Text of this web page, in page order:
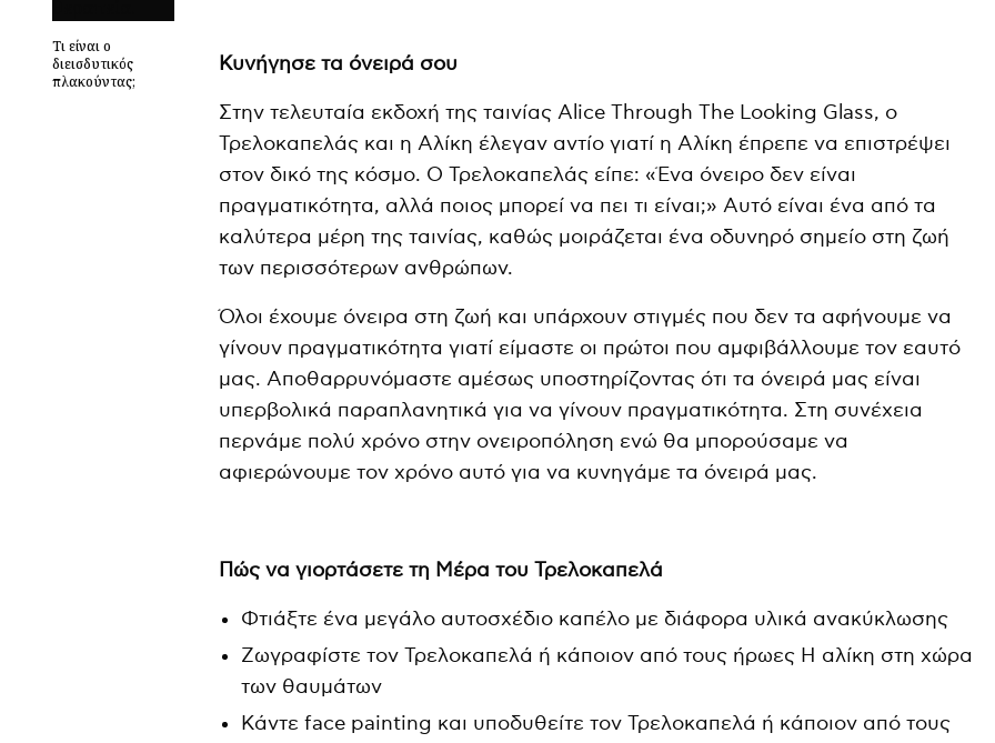
Τι είναι ο
διεισδυτικός
πλακούντας;
Κυνήγησε τα όνειρά σου
Στην τελευταία εκδοχή της ταινίας Alice Through The Looking Glass, ο
Τρελοκαπελάς και η Αλίκη έλεγαν αντίο γιατί η Αλίκη έπρεπε να επιστρέψει
στον δικό της κόσμο. Ο Τρελοκαπελάς είπε: «Ένα όνειρο δεν είναι
πραγματικότητα, αλλά ποιος μπορεί να πει τι είναι;» Αυτό είναι ένα από τα
καλύτερα μέρη της ταινίας, καθώς μοιράζεται ένα οδυνηρό σημείο στη ζωή
των περισσότερων ανθρώπων.
Όλοι έχουμε όνειρα στη ζωή και υπάρχουν στιγμές που δεν τα αφήνουμε να
γίνουν πραγματικότητα γιατί είμαστε οι πρώτοι που αμφιβάλλουμε τον εαυτό
μας. Αποθαρρυνόμαστε αμέσως υποστηρίζοντας ότι τα όνειρά μας είναι
υπερβολικά παραπλανητικά για να γίνουν πραγματικότητα. Στη συνέχεια
περνάμε πολύ χρόνο στην ονειροπόληση ενώ θα μπορούσαμε να
αφιερώνουμε τον χρόνο αυτό για να κυνηγάμε τα όνειρά μας.
Πώς να γιορτάσετε τη Μέρα του Τρελοκαπελά
Φτιάξτε ένα μεγάλο αυτοσχέδιο καπέλο με διάφορα υλικά ανακύκλωσης
Ζωγραφίστε τον Τρελοκαπελά ή κάποιον από τους ήρωες Η αλίκη στη χώρα
των θαυμάτων
Κάντε face painting και υποδυθείτε τον Τρελοκαπελά ή κάποιον από τους